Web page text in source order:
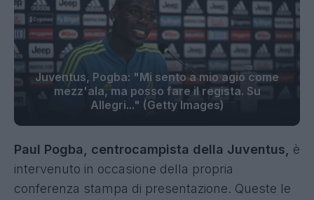
Juventus, Pogba: "Mi sento a mio agio come
mezz'ala, ma posso fare il regista. Su
Allegri..." (Getty Images)
Paul Pogba, centrocampista della Juventus,
è
intervenuto in occasione della propria
conferenza stampa di presentazione. Queste le